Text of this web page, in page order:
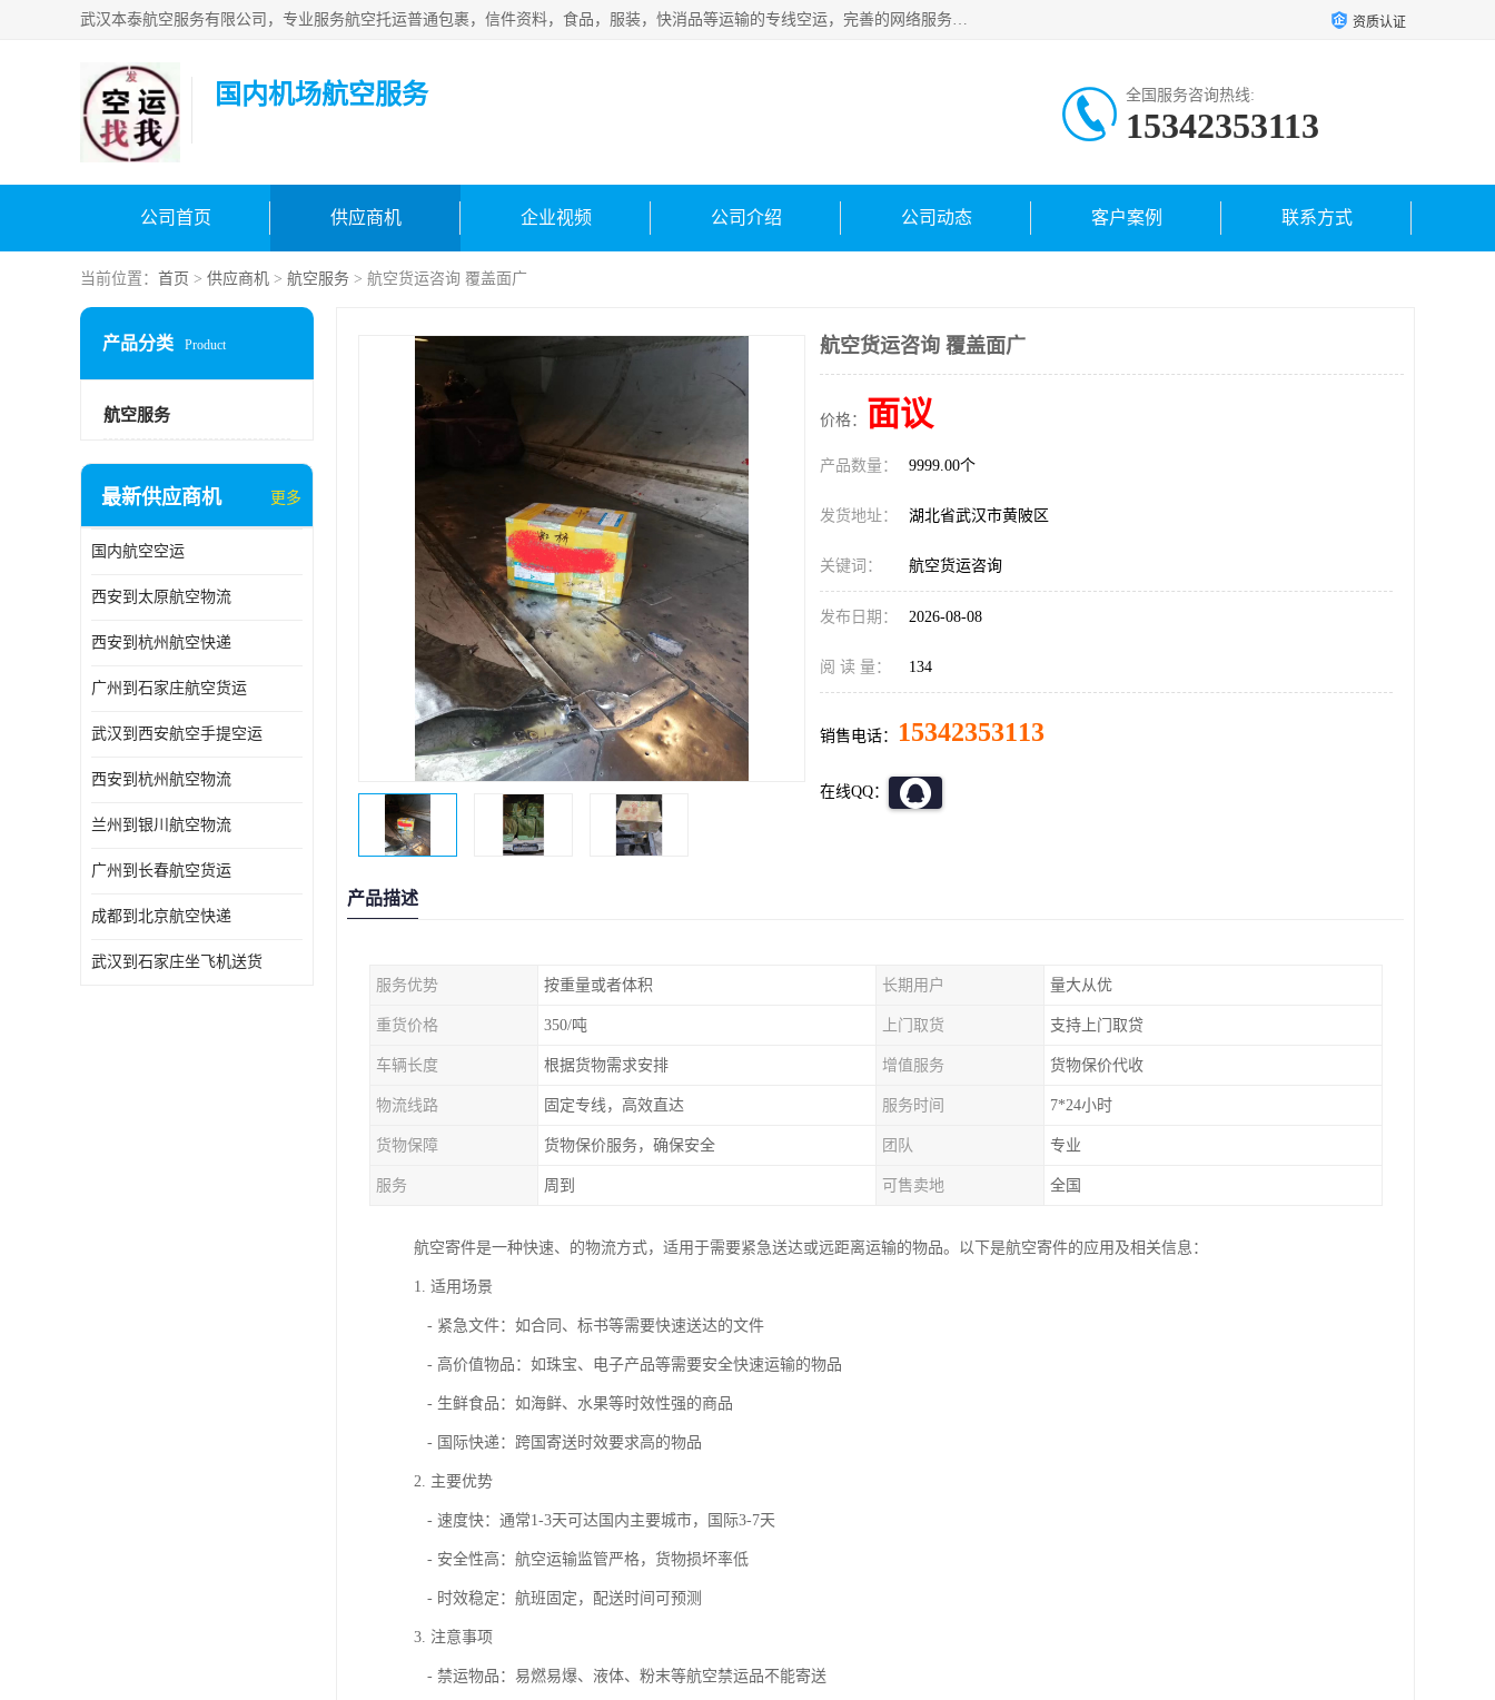
武汉本泰航空服务有限公司，专业服务航空托运普通包裹，信件资料，食品，服装，快消品等运输的专线空运，完善的网络服务确保为客户提供准确、*、安全的“门对门”服务，本着“诚信为本、精诚合作”的服务宗旨.“以安全运输为保障，以运价合理要求市场”的经营理念。武汉机场货运、武汉航空物流、武汉空运、武汉天河国际机场东方、南方、国际航空、机场空运业务覆盖国内二三线机场城市，如：武汉-敦煌、武汉-柳州等 资质认证
国内机场航空服务 全国服务咨询热线:
15342353113
公司首页 供应商机 企业视频 公司介绍 公司动态 客户案例 联系方式
当前位置： 首页 > 供应商机 > 航空服务 > 航空货运咨询 覆盖面广
产品分类 Product
航空服务
最新供应商机 更多
国内航空空运
西安到太原航空物流
西安到杭州航空快递
广州到石家庄航空货运
武汉到西安航空手提空运
西安到杭州航空物流
兰州到银川航空物流
广州到长春航空货运
成都到北京航空快递
武汉到石家庄坐飞机送货
航空货运咨询 覆盖面广
价格： 面议
产品数量： 9999.00个
发货地址： 湖北省武汉市黄陂区
关键词： 航空货运咨询
发布日期： 2026-08-08
阅 读 量： 134
销售电话： 15342353113
在线QQ：
产品描述
服务优势 按重量或者体积 长期用户 量大从优
重货价格 350/吨 上门取货 支持上门取贷
车辆长度 根据货物需求安排 增值服务 货物保价代收
物流线路 固定专线，高效直达 服务时间 7*24小时
货物保障 货物保价服务，确保安全 团队 专业
服务 周到 可售卖地 全国
航空寄件是一种快速、的物流方式，适用于需要紧急送达或远距离运输的物品。以下是航空寄件的应用及相关信息：
1. 适用场景
- 紧急文件：如合同、标书等需要快速送达的文件
- 高价值物品：如珠宝、电子产品等需要安全快速运输的物品
- 生鲜食品：如海鲜、水果等时效性强的商品
- 国际快递：跨国寄送时效要求高的物品
2. 主要优势
- 速度快：通常1-3天可达国内主要城市，国际3-7天
- 安全性高：航空运输监管严格，货物损坏率低
- 时效稳定：航班固定，配送时间可预测
3. 注意事项
- 禁运物品：易燃易爆、液体、粉末等航空禁运品不能寄送